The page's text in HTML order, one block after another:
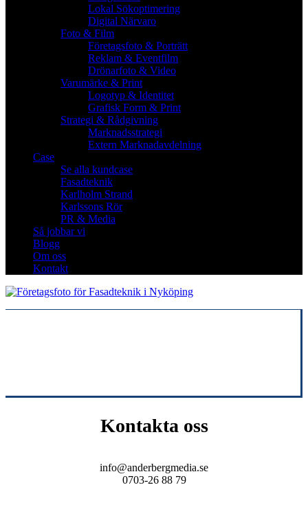
Lokal Sökoptimering
Digital Närvaro
Foto & Film
Företagsfoto & Porträtt
Reklam & Eventfilm
Drönarfoto & Video
Varumärke & Print
Logotyp & Identitet
Grafisk Form & Print
Strategi & Rådgivning
Marknadsstrategi
Extern Marknadavdelning
Case
Se alla kundcase
Fasadteknik
Karlholm Strand
Karlssons Rör
PR & Media
Så jobbar vi
Blogg
Om oss
Kontakt
Kontakta oss
info@anderbergmedia.se
0703-26 88 79